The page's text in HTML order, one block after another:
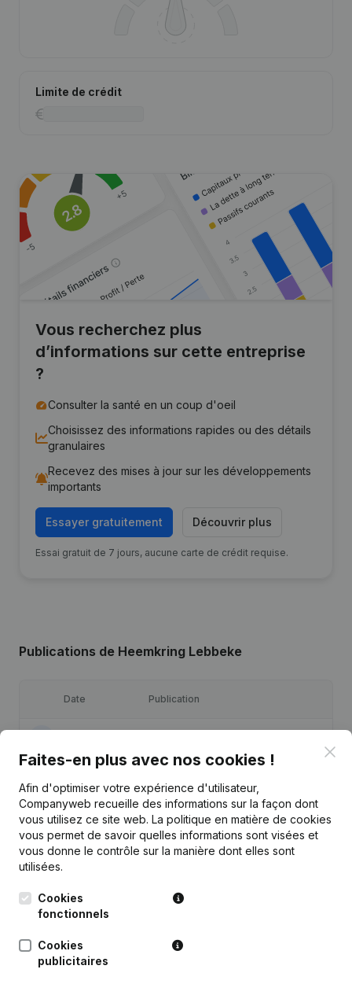
Limite de crédit
Vous recherchez plus
d’informations sur cette entreprise
?
Consulter la santé en un coup d'oeil
Choisissez des informations rapides ou des détails
granulaires
Recevez des mises à jour sur les développements
importants
Essayer gratuitement Découvrir plus
Essai gratuit de 7 jours, aucune carte de crédit requise.
Publications de Heemkring Lebbeke
Date Publication
21-03-2017 Demissions - Nominations (NL)
Statuts (Traduction, Coordination,
09-01-2015
Rubrique Constitution (Nouvelle
Faites-en plus avec nos cookies !
Afin d'optimiser votre expérience d'utilisateur,
Companyweb recueille des informations sur la façon dont
vous utilisez ce site web. La politique en matière de cookies
vous permet de savoir quelles informations sont visées et
vous donne le contrôle sur la manière dont elles sont
utilisées.
Cookies
fonctionnels
Cookies
publicitaires